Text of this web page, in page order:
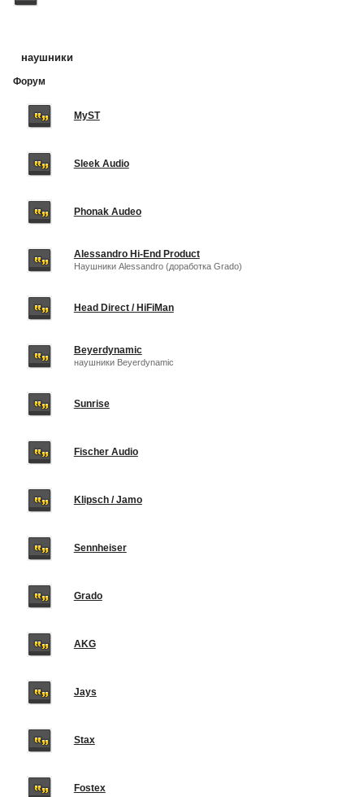
наушники
Форум
MyST
Sleek Audio
Phonak Audeo
Alessandro Hi-End Product
Наушники Alessandro (доработка Grado)
Head Direct / HiFiMan
Beyerdynamic
наушники Beyerdynamic
Sunrise
Fischer Audio
Klipsch / Jamo
Sennheiser
Grado
AKG
Jays
Stax
Fostex